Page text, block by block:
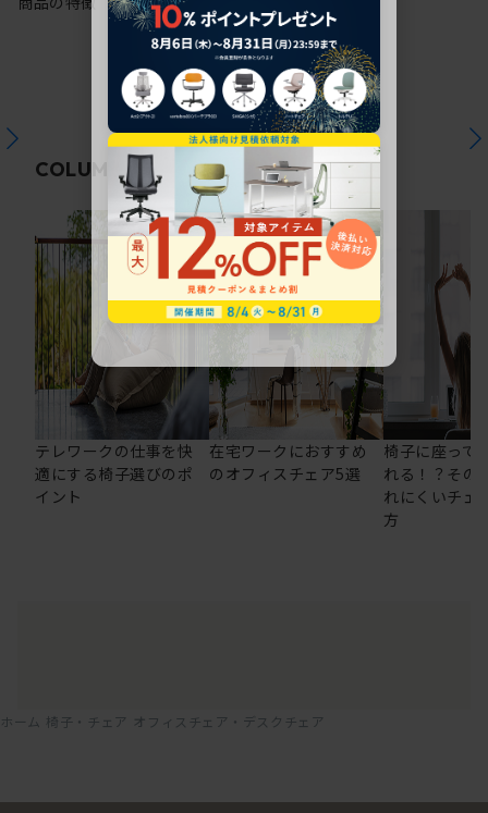
COLUMN関連コラム
テレワークの仕事を快
適にする椅子選びのポ
イント
在宅ワークにおすすめ
のオフィスチェア5選
椅子に座って
れる！？その
れにくいチェ
方
ホーム 椅子・チェア オフィスチェア・デスクチェア